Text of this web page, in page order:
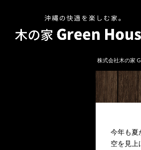
株式会社木の家
今年も夏
空を見上